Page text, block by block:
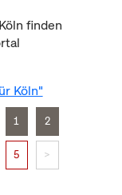
finden
Köln"
1 2
5 >